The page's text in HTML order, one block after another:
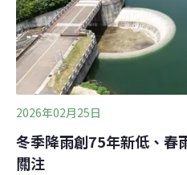
城市供水中斷，民眾須到臨時
延伸為即將發生可怕事件的那
氣候學家法蘭茲基（Christian
表研究指出，全
2026年02月25日
冬季降雨創75年新低、春
關注